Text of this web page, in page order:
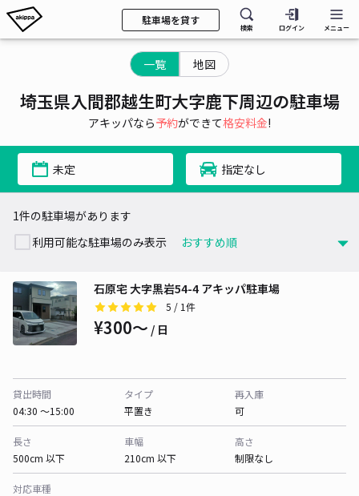
駐車場を貸す
検索 ログイン メニュー
一覧 地図
埼玉県入間郡越生町大字鹿下周辺の駐車場
アキッパなら予約ができて格安料金!
未定 指定なし
1件の駐車場があります
利用可能な駐車場のみ表示
石原宅 大字黒岩54-4 アキッパ駐車場
5 / 1件
¥300〜 / 日
貸出時間
04:30 〜15:00
タイプ
平置き
再入庫
可
長さ
500cm 以下
車幅
210cm 以下
高さ
制限なし
対応車種